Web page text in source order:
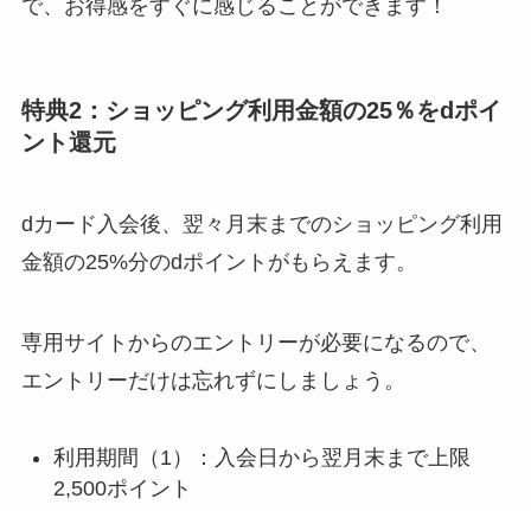
で、お得感をすぐに感じることができます！
特典2：ショッピング利用金額の25％をdポイ
ント還元
dカード入会後、翌々月末までのショッピング利用
金額の25%分のdポイントがもらえます。
専用サイトからのエントリーが必要になるので、
エントリーだけは忘れずにしましょう。
利用期間（1）：入会日から翌月末まで上限
2,500ポイント